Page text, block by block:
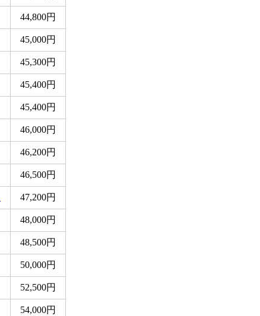
44,800円
45,000円
45,300円
45,400円
45,400円
46,000円
46,200円
46,500円
47,200円
48,000円
48,500円
50,000円
52,500円
54,000円